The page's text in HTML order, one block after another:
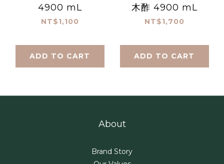
4900 mL
NT$1,100
ADD TO CART
木酢 4900 mL
NT$1,700
ADD TO CART
About
Brand Story